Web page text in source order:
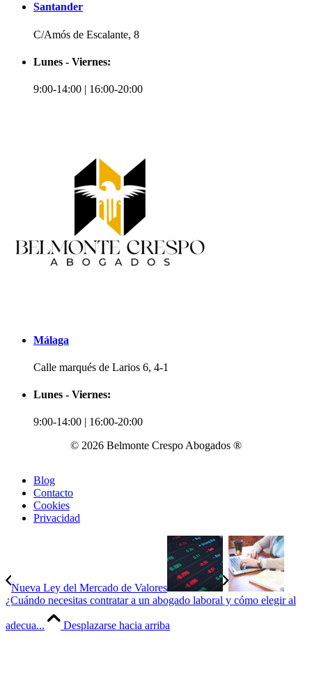
Santander
C/Amós de Escalante, 8
Lunes - Viernes:
9:00-14:00 | 16:00-20:00
Málaga
Calle marqués de Larios 6, 4-1
Lunes - Viernes:
9:00-14:00 | 16:00-20:00
© 2026 Belmonte Crespo Abogados ®
Blog
Contacto
Cookies
Privacidad
Nueva Ley del Mercado de Valores
¿Cuándo necesitas contratar a un abogado laboral y cómo elegir al
adecua... Desplazarse hacia arriba